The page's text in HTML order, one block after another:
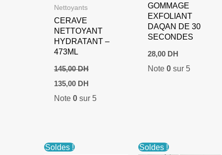
Nettoyants
CERAVE
NETTOYANT
HYDRATANT –
473ML
145,00DH
Le
prix
initial
135,00 DHLe
actuel
Note 0sur 5
GOMMAGE
EXFOLIANT
DAQAN DE 30
SECONDES
28,00 DH
Note0 sur 5
Soldes ! Soldes !